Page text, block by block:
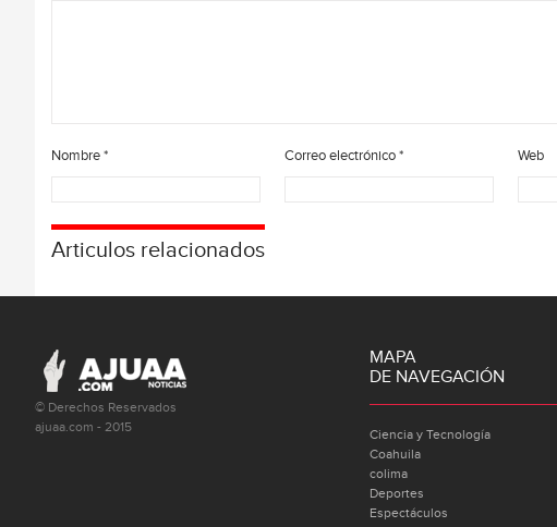
Nombre* Correo electrónico* Web
Articulos relacionados
© Derechos Reservados
ajuaa.com - 2015
MAPA
DE NAVEGACIÓN
Ciencia y Tecnología
Coahuila
colima
Deportes
Espectáculos